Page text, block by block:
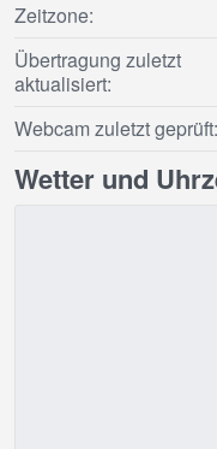
Zeitzone:
Übertragung zuletzt
aktualisiert:
Webcam zuletzt geprüft:
Wetter und